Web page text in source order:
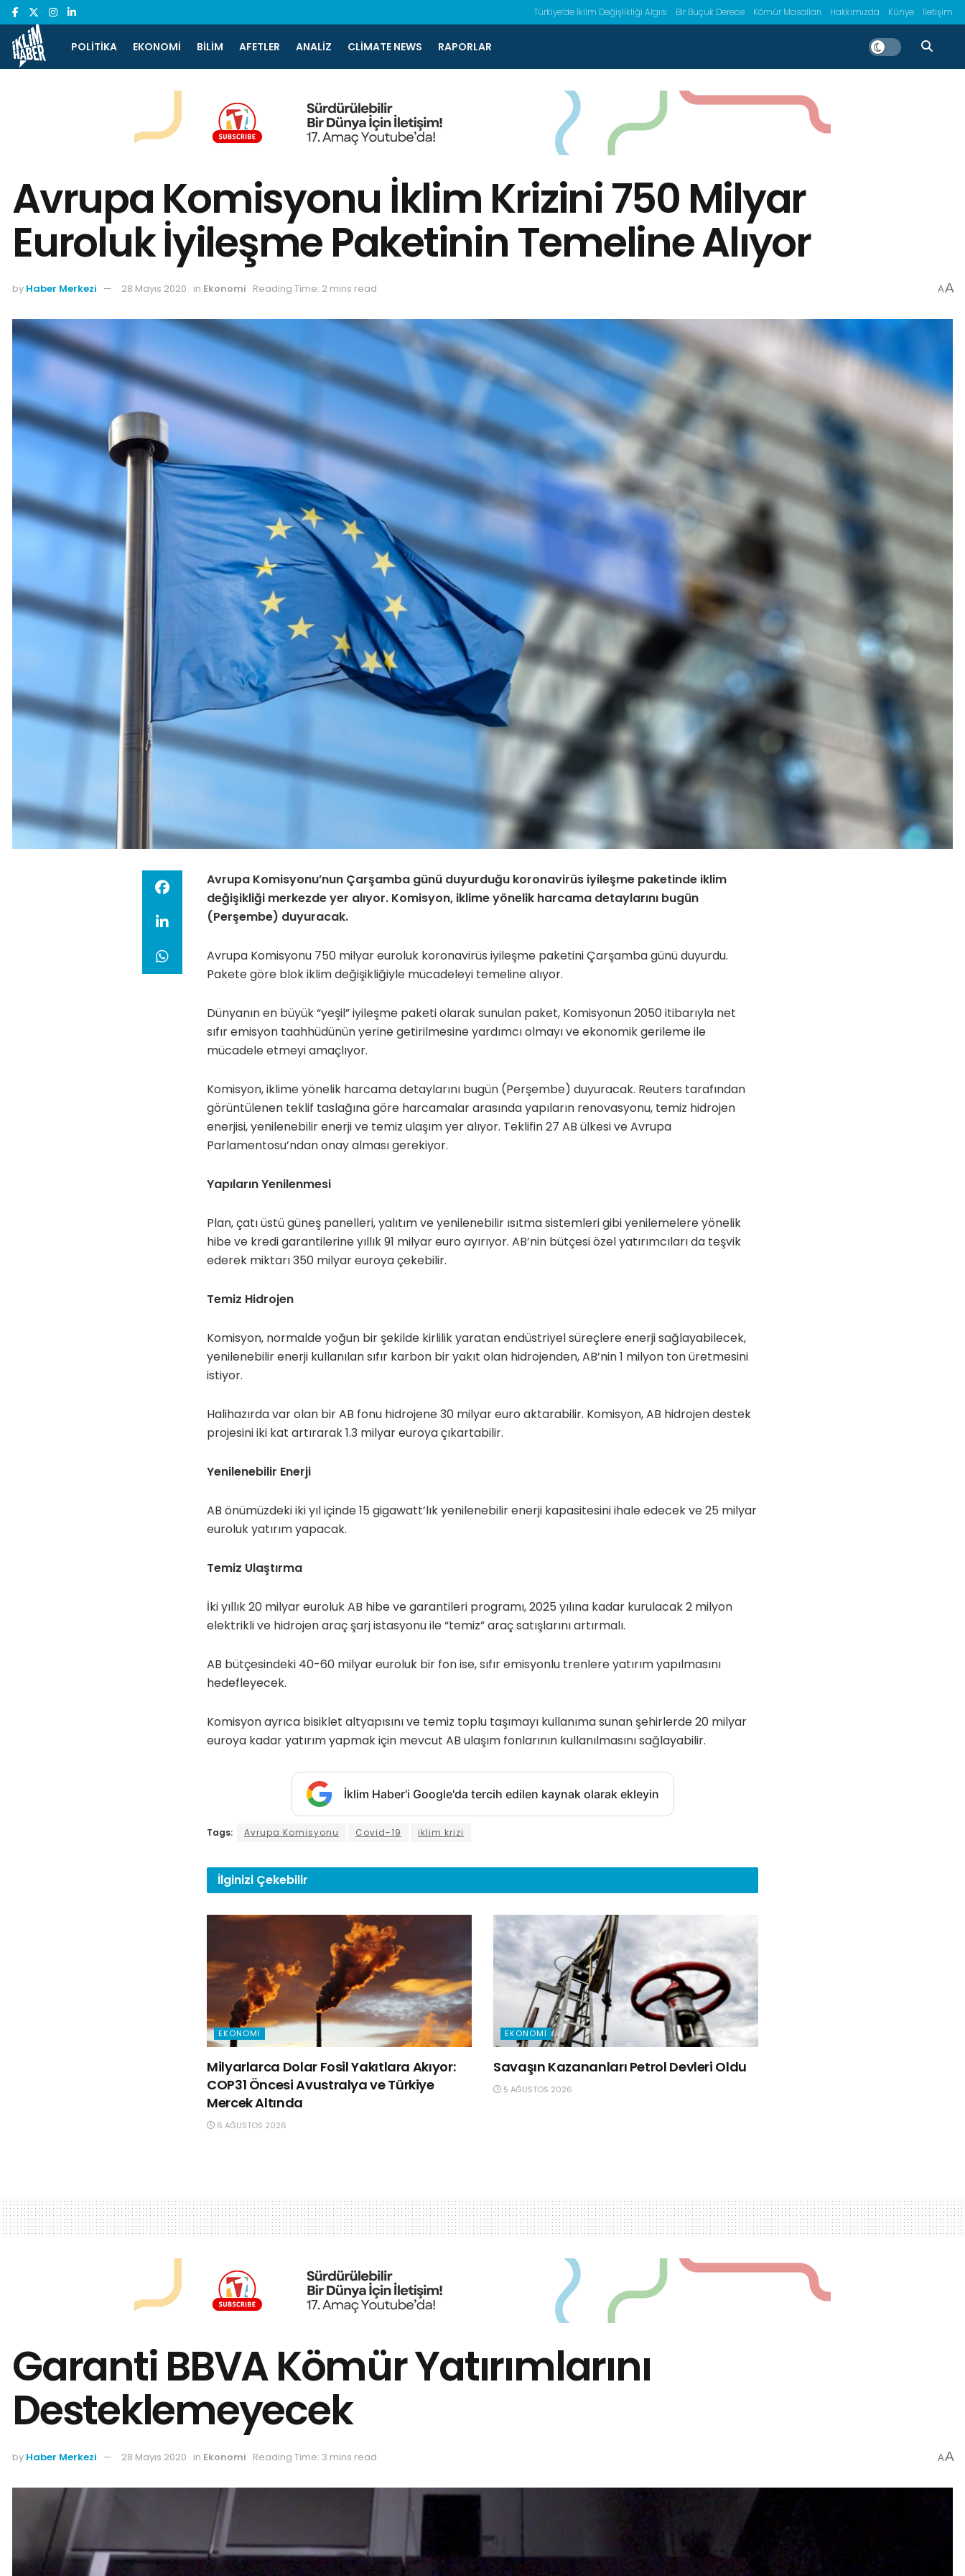
Türkiye’de İklim Değişlikliği Algısı Bir Buçuk Derece Kömür Masalları Hakkımızda Künye İletişim
POLITIKA EKONOMI BILIM AFETLER ANALIZ CLIMATE NEWS RAPORLAR
Avrupa Komisyonu İklim Krizini 750 Milyar
Euroluk İyileşme Paketinin Temeline Alıyor
by Haber Merkezi 28 Mayıs 2020 in Ekonomi Reading Time: 2 mins read AA
Avrupa Komisyonu’nun Çarşamba günü duyurduğu koronavirüs iyileşme paketinde iklim
değişikliği merkezde yer alıyor. Komisyon, iklime yönelik harcama detaylarını bugün
(Perşembe) duyuracak.
Avrupa Komisyonu 750 milyar euroluk koronavirüs iyileşme paketini Çarşamba günü duyurdu.
Pakete göre blok iklim değişikliğiyle mücadeleyi temeline alıyor.
Dünyanın en büyük “yeşil” iyileşme paketi olarak sunulan paket, Komisyonun 2050 itibarıyla net
sıfır emisyon taahhüdünün yerine getirilmesine yardımcı olmayı ve ekonomik gerileme ile
mücadele etmeyi amaçlıyor.
Komisyon, iklime yönelik harcama detaylarını bugün (Perşembe) duyuracak. Reuters tarafından
görüntülenen teklif taslağına göre harcamalar arasında yapıların renovasyonu, temiz hidrojen
enerjisi, yenilenebilir enerji ve temiz ulaşım yer alıyor. Teklifin 27 AB ülkesi ve Avrupa
Parlamentosu’ndan onay alması gerekiyor.
Yapıların Yenilenmesi
Plan, çatı üstü güneş panelleri, yalıtım ve yenilenebilir ısıtma sistemleri gibi yenilemelere yönelik
hibe ve kredi garantilerine yıllık 91 milyar euro ayırıyor. AB’nin bütçesi özel yatırımcıları da teşvik
ederek miktarı 350 milyar euroya çekebilir.
Temiz Hidrojen
Komisyon, normalde yoğun bir şekilde kirlilik yaratan endüstriyel süreçlere enerji sağlayabilecek,
yenilenebilir enerji kullanılan sıfır karbon bir yakıt olan hidrojenden, AB’nin 1 milyon ton üretmesini
istiyor.
Halihazırda var olan bir AB fonu hidrojene 30 milyar euro aktarabilir. Komisyon, AB hidrojen destek
projesini iki kat artırarak 1.3 milyar euroya çıkartabilir.
Yenilenebilir Enerji
AB önümüzdeki iki yıl içinde 15 gigawatt’lık yenilenebilir enerji kapasitesini ihale edecek ve 25 milyar
euroluk yatırım yapacak.
Temiz Ulaştırma
İki yıllık 20 milyar euroluk AB hibe ve garantileri programı, 2025 yılına kadar kurulacak 2 milyon
elektrikli ve hidrojen araç şarj istasyonu ile “temiz” araç satışlarını artırmalı.
AB bütçesindeki 40-60 milyar euroluk bir fon ise, sıfır emisyonlu trenlere yatırım yapılmasını
hedefleyecek.
Komisyon ayrıca bisiklet altyapısını ve temiz toplu taşımayı kullanıma sunan şehirlerde 20 milyar
euroya kadar yatırım yapmak için mevcut AB ulaşım fonlarının kullanılmasını sağlayabilir.
İklim Haber'i Google'da tercih edilen kaynak olarak ekleyin
Tags: Avrupa Komisyonu Covid-19 iklim krizi
İlginizi Çekebilir
EKONOMI
Milyarlarca Dolar Fosil Yakıtlara Akıyor:
COP31 Öncesi Avustralya ve Türkiye
Mercek Altında
6 AĞUSTOS 2026
EKONOMI
Savaşın Kazananları Petrol Devleri Oldu
5 AĞUSTOS 2026
Garanti BBVA Kömür Yatırımlarını
Desteklemeyecek
by Haber Merkezi 28 Mayıs 2020 in Ekonomi Reading Time: 3 mins read AA